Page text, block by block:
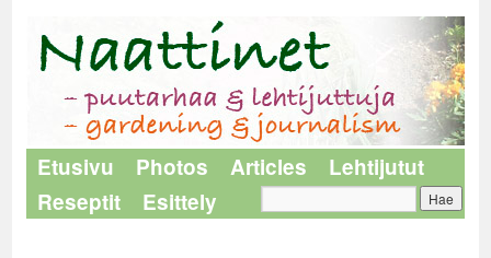
Etusivu Photos Articles
Lehtijutut
Reseptit
Esittely